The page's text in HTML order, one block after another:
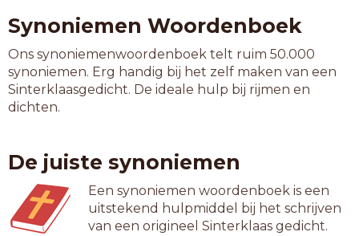
Synoniemen Woordenboek
Ons synoniemenwoordenboek telt ruim 50.000
synoniemen. Erg handig bij het zelf maken van een
Sinterklaasgedicht. De ideale hulp bij rijmen en
dichten.
De juiste synoniemen
Een synoniemen woordenboek is een
uitstekend hulpmiddel bij het schrijven
van een origineel Sinterklaas gedicht.